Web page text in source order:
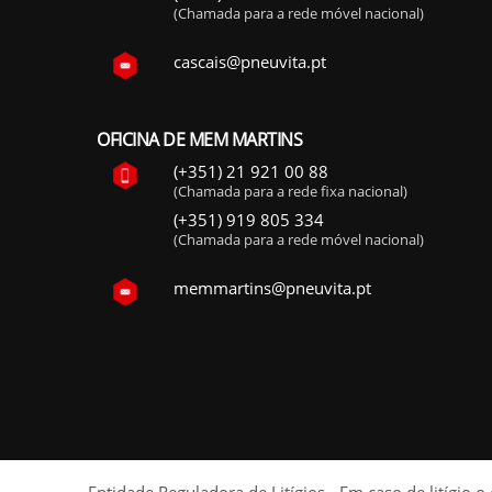
(Chamada para a rede móvel nacional)
cascais@pneuvita.pt
OFICINA DE MEM MARTINS
(+351) 21 921 00 88
(Chamada para a rede fixa nacional)
(+351) 919 805 334
(Chamada para a rede móvel nacional)
memmartins@pneuvita.pt